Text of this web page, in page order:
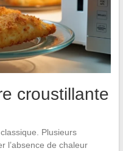
croustillante
Plusieurs
l’absence de chaleur